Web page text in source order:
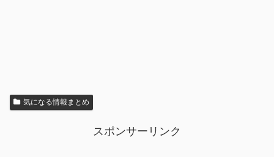
気になる情報まとめ
スポンサーリンク